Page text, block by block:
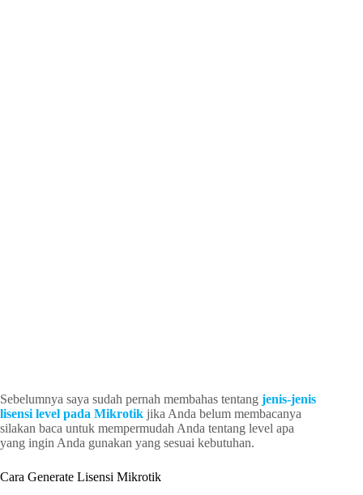
Sebelumnya saya sudah pernah membahas tentang jenis-jenis
lisensi level pada Mikrotik jika Anda belum membacanya
silakan baca untuk mempermudah Anda tentang level apa
yang ingin Anda gunakan yang sesuai kebutuhan.
Cara Generate Lisensi Mikrotik